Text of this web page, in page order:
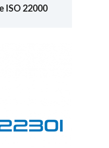
ISO 22000